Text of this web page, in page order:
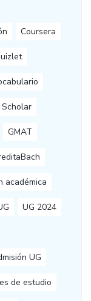
Coursera
GMAT
académica
UG 2024
UG
de estudio